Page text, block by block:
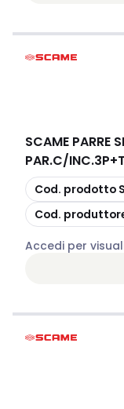
SCAME PARRE
PAR.C/
copia
Cod. prodotto
copia
Cod.
Accedi per